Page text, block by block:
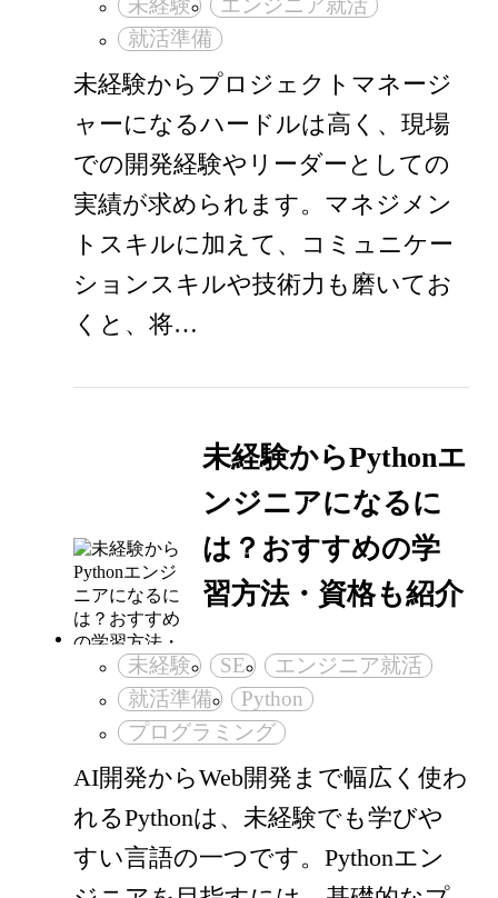
就活準備
未経験からプロジェクトマネージ
ャーになるハードルは高く、現場
での開発経験やリーダーとしての
実績が求められます。マネジメン
トスキルに加えて、コミュニケー
ションスキルや技術力も磨いてお
くと、将…
未経験からPythonエ
ンジニアになるに
は？おすすめの学
習方法・資格も紹介
未経験 SE
エンジニア就活
就活準備
Python
プログラミング
AI開発からWeb開発まで幅広く使わ
れるPythonは、未経験でも学びや
すい言語の一つです。Pythonエン